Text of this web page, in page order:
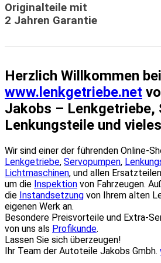
Originalteile mit
2 Jahren Garantie
Herzlich Willkommen bei
www.lenkgetriebe.net
Jakobs – Lenkgetriebe,
Lenkungsteile und
Wir sind einer der führenden Online-
Lenkgetriebe, Servopumpen,
Lichtmaschinen, und allen
um die Inspektion von Fahrzeugen.
die Instandsetzung von Ihrem alten
eigenen Werk an.
Besondere Preisvorteile und Extra-
von uns als Profikunde.
Lassen Sie sich überzeugen!
Ihr Team der Autoteile Jakobs Gmbh.